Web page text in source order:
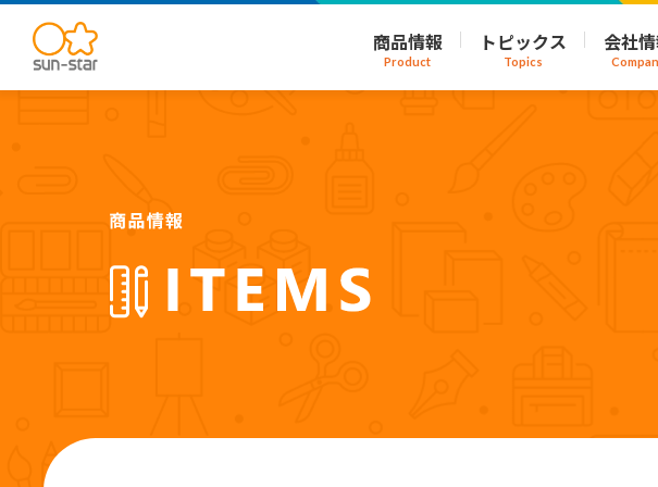
商品情報
Product
トピックス
Topics
会社